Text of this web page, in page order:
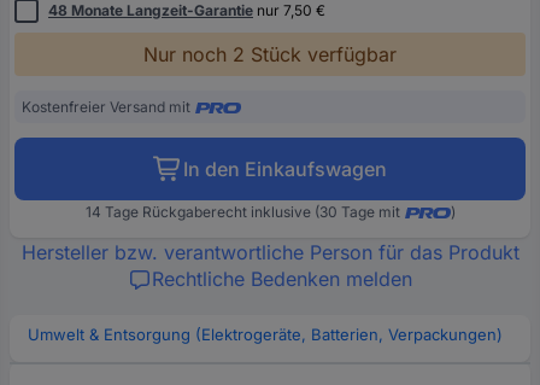
48 Monate Langzeit-Garantie nur 7,50 €
Nur noch 2 Stück verfügbar
Kostenfreier Versand mit
In den Einkaufswagen
14 Tage Rückgaberecht inklusive (30 Tage mit )
Hersteller bzw. verantwortliche Person für das Produkt
Rechtliche Bedenken melden
Umwelt & Entsorgung (Elektrogeräte, Batterien, Verpackungen)